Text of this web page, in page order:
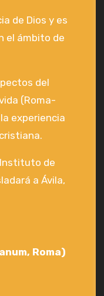
de Dios y es
el ámbito de
del
(Roma-
experiencia
Instituto de
a Ávila,
Roma)